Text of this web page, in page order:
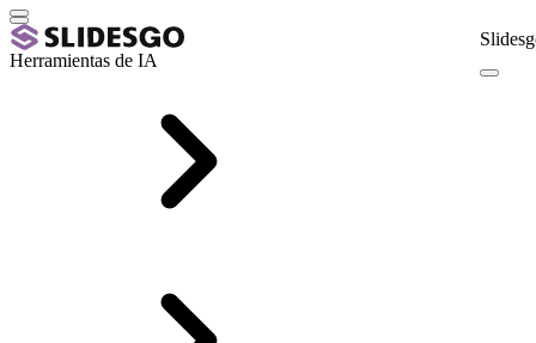
Herramientas de IA